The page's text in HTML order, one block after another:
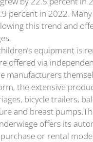
percent in 2022.
this trend and
equipment is
offered via
manufacturers
the extensive
bicycle trailers,
and breast
offers its
or rental